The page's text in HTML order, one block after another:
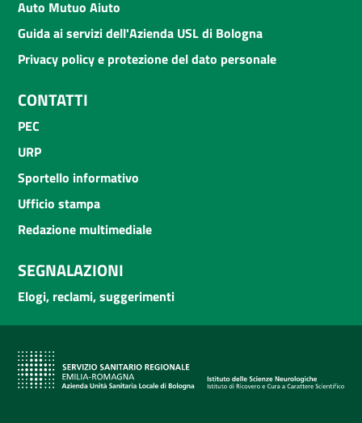
Auto Mutuo Aiuto
Guida ai servizi dell'Azienda USL di Bologna
Privacy policy e protezione del dato personale
CONTATTI
PEC
URP
Sportello informativo
Ufficio stampa
Redazione multimediale
SEGNALAZIONI
Elogi, reclami, suggerimenti